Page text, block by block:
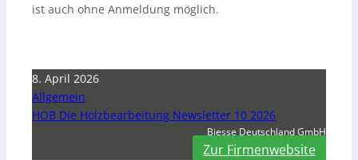
ist auch ohne Anmeldung möglich.
8. April 2026
Allgemein
HOB Die Holzbearbeitung Newsletter 10 2026
Biesse Deutschland GmbH
Zur Firmenwebsite